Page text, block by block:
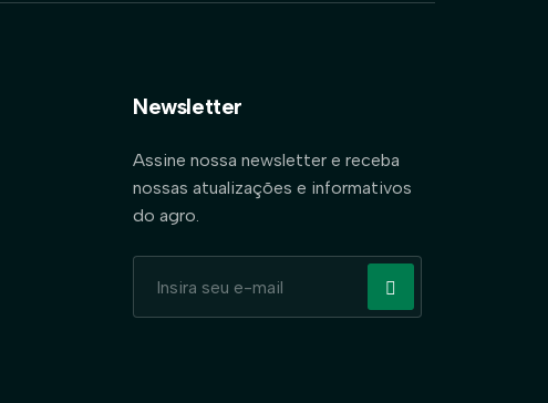
Newsletter
Assine nossa newsletter e receba
nossas atualizações e informativos
do agro.